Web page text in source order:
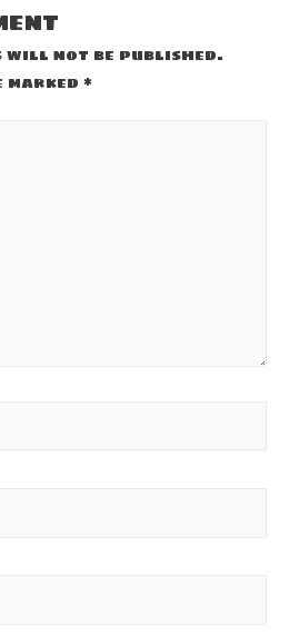
will not be published.
*